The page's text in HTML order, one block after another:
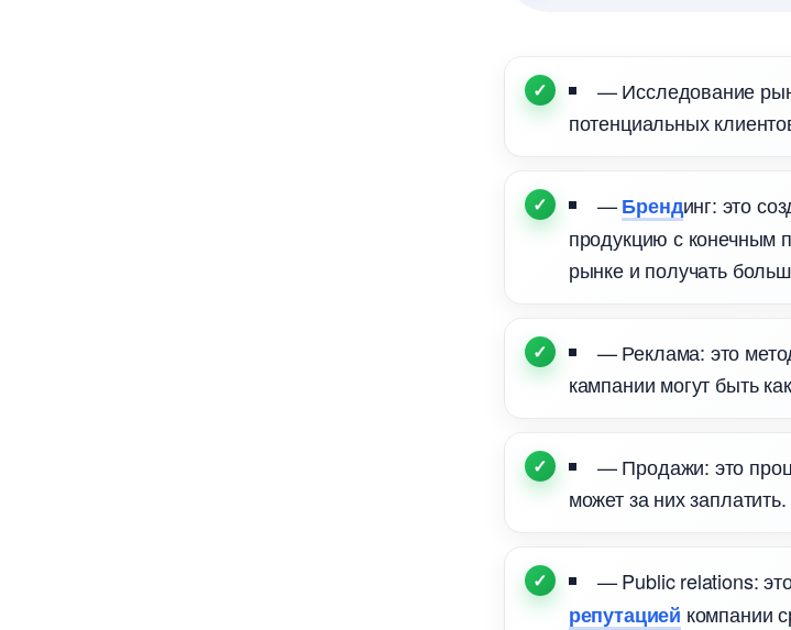
— Исследование
потенциальных
—Брендинг: это
продукцию с конечным
рынке и получать
— Реклама: это
кампании могут быть
— Продажи: это
может за них заплатить.
— Public relations:
репутацией компании